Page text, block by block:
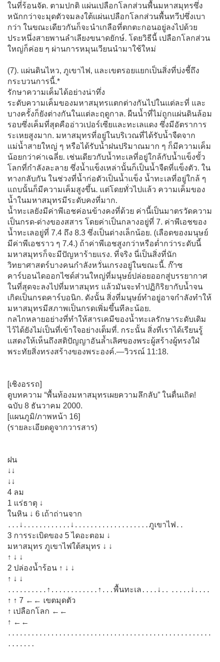
ในที่ร้อนจัด. ตามปกติ แผ่นเปลือกโลกส่วนพื้นมหาสมุทรซึ่ง
หนักกว่าจะมุดตัวจมลงใต้แผ่นเปลือกโลกส่วนพื้นทวีปซึ่งเบา
กว่า ในขณะเดียวกันก็จะนำเกลือที่ตกตะกอนอยู่ลงไปด้วย
ประหนึ่งสายพานลำเลียงขนาดยักษ์. โดยวิธีนี้ เปลือกโลกส่วน
ใหญ่ก็ค่อย ๆ ผ่านการหมุนเวียนนำมาใช้ใหม่
(7). แผ่นดินไหว, ภูเขาไฟ, และเขตรอยแยกเป็นสิ่งที่บ่งชี้ถึง
กระบวนการนี้.*
รักษาความเค็มได้อย่างน่าทึ่ง
ระดับความเค็มของมหาสมุทรแตกต่างกันไปในแต่ละที่ และ
บางครั้งก็ยังต่างกันในแต่ละฤดูกาล. ผืนน้ำที่ไม่ถูกแผ่นดินล้อม
รอบซึ่งเค็มที่สุดคืออ่าวเปอร์เซียและทะเลแดง ซึ่งมีอัตราการ
ระเหยสูงมาก. มหาสมุทรที่อยู่ในบริเวณที่ได้รับน้ำจืดจาก
แม่น้ำสายใหญ่ ๆ หรือได้รับน้ำฝนปริมาณมาก ๆ ก็มีความเค็ม
น้อยกว่าค่าเฉลี่ย. เช่นเดียวกับน้ำทะเลที่อยู่ใกล้กับน้ำแข็งขั้ว
โลกที่กำลังละลาย ซึ่งน้ำแข็งเหล่านั้นก็เป็นน้ำจืดที่แข็งตัว. ใน
ทางกลับกัน ในช่วงที่น้ำก่อตัวเป็นน้ำแข็ง น้ำทะเลที่อยู่ใกล้ ๆ
แถบนั้นก็มีความเค็มสูงขึ้น. แต่โดยทั่วไปแล้ว ความเค็มของ
น้ำในมหาสมุทรมีระดับคงที่มาก.
น้ำทะเลยังมีค่าพีเอชค่อนข้างคงที่ด้วย ค่านี้เป็นมาตรวัดความ
เป็นกรด-ด่างของสสาร โดยค่าเป็นกลางอยู่ที่ 7. ค่าพีเอชของ
น้ำทะเลอยู่ที่ 7.4 ถึง 8.3 ซึ่งเป็นด่างเล็กน้อย. (เลือดของมนุษย์
มีค่าพีเอชราว ๆ 7.4.) ถ้าค่าพีเอชสูงกว่าหรือต่ำกว่าระดับนี้
มหาสมุทรก็จะมีปัญหาร้ายแรง. ที่จริง นี่เป็นสิ่งที่นัก
วิทยาศาสตร์บางคนกำลังหวั่นเกรงอยู่ในขณะนี้. ก๊าซ
คาร์บอนไดออกไซด์ส่วนใหญ่ที่มนุษย์ปล่อยออกสู่บรรยากาศ
ในที่สุดจะลงไปที่มหาสมุทร แล้วมันจะทำปฏิกิริยากับน้ำจน
เกิดเป็นกรดคาร์บอนิก. ดังนั้น สิ่งที่มนุษย์ทำอยู่อาจกำลังทำให้
มหาสมุทรมีสภาพเป็นกรดเพิ่มขึ้นทีละน้อย.
กลไกหลายอย่างที่ทำให้สารเคมีของน้ำทะเลรักษาระดับเดิม
ไว้ได้ยังไม่เป็นที่เข้าใจอย่างเต็มที่. กระนั้น สิ่งที่เราได้เรียนรู้
แสดงให้เห็นถึงสติปัญญาอันล้ำเลิศของพระผู้สร้างผู้ทรงใฝ่
พระทัยสิ่งทรงสร้างของพระองค์.—วิวรณ์ 11:18.
[เชิงอรรถ]
ดูบทความ “พื้นท้องมหาสมุทรเผยความลึกลับ” ในตื่นเถิด!
ฉบับ 8 ธันวาคม 2000.
[แผนภูมิ/ภาพหน้า 16]
(รายละเอียดดูจากวารสาร)
ฝน
↓↓
↓↓
4 ลม
1 แร่ธาตุ ↓
ในหิน ↓ 6 เถ้าถ่านจาก
․․․↓․․․․․․․․․․․․↓․․․․․․․․․․․․․․․․․․․ภูเขาไฟ․․
3 การระเบิดของ 5 ไดอะตอม ↓
มหาสมุทร ภูเขาไฟใต้สมุทร ↓ ↓
↑ ↓ ↓
2 ปล่องน้ำร้อน ↑ ↓ ↓
↑ ↓ ↓
․․․․․․․․․․↑․․․․․․․․․․․․↑․․․พื้นทะเล․․․․↓․․ ․․․․․↓․․․․
↑ ↑ 7 ←← เขตมุดตัว
↑ เปลือกโลก ←←
↑ ←←
․․․․․․․․․․․․․․․․․․․․․․․․․․․․․․․․․․․․․․․․․․․․․․․․․․․․
․․․․․․․